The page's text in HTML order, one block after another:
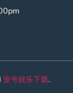
壹号娱乐下载.